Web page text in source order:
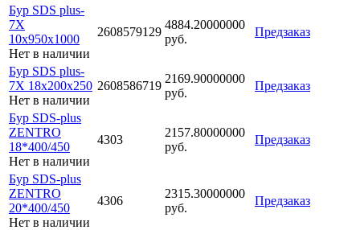
Бур SDS plus-
7X
10x950x1000
Нет в наличии
2608579129
4884.20000000
руб.
Предзаказ
Бур SDS plus-
7X 18x200x250
Нет в наличии
2608586719
2169.90000000
руб.
Предзаказ
Бур SDS-plus
ZENTRO
18*400/450
Нет в наличии
4303
2157.80000000
руб.
Предзаказ
Бур SDS-plus
ZENTRO
20*400/450
Нет в наличии
4306
2315.30000000
руб.
Предзаказ